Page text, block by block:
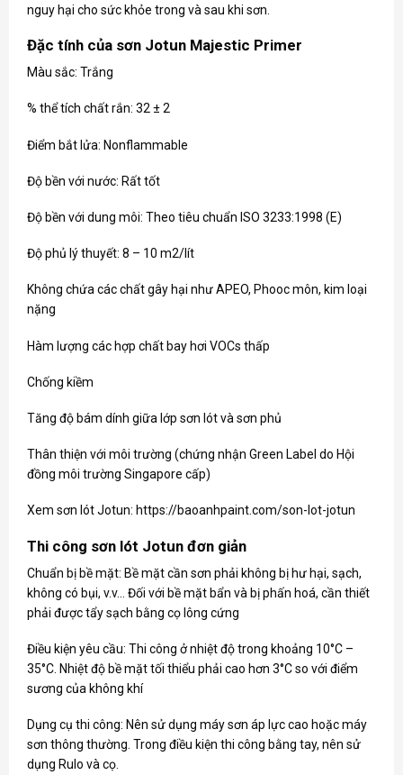
nguy hại cho sức khỏe trong và sau khi sơn.
Đặc tính của sơn Jotun Majestic Primer
Màu sắc: Trắng
% thể tích chất rắn: 32 ± 2
Điểm bắt lửa: Nonflammable
Độ bền với nước: Rất tốt
Độ bền với dung môi: Theo tiêu chuẩn ISO 3233:1998 (E)
Độ phủ lý thuyết: 8 – 10 m2/lít
Không chứa các chất gây hại như APEO, Phooc môn, kim loại
nặng
Hàm lượng các hợp chất bay hơi VOCs thấp
Chống kiềm
Tăng độ bám dính giữa lớp sơn lót và sơn phủ
Thân thiện với môi trường (chứng nhận Green Label do Hội
đồng môi trường Singapore cấp)
Xem sơn lót Jotun: https://baoanhpaint.com/son-lot-jotun
Thi công sơn lót Jotun đơn giản
Chuẩn bị bề mặt: Bề mặt cần sơn phải không bị hư hại, sạch,
không có bụi, v.v… Đối với bề mặt bẩn và bị phấn hoá, cần thiết
phải được tẩy sạch bằng cọ lông cứng
Điều kiện yêu cầu: Thi công ở nhiệt độ trong khoảng 10°C –
35°C. Nhiệt độ bề mặt tối thiểu phải cao hơn 3°C so với điểm
sương của không khí
Dụng cụ thi công: Nên sử dụng máy sơn áp lực cao hoặc máy
sơn thông thường. Trong điều kiện thi công bằng tay, nên sử
dụng Rulo và cọ.